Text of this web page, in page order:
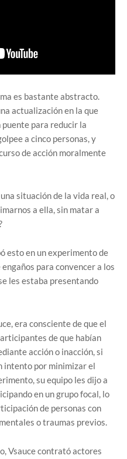
es bastante abstracto.
actualización en la que
puente para reducir la
a cinco personas, y
de acción moralmente
situación de la vida real, o
a ella, sin matar a
esto en un experimento de
para convencer a los
les estaba presentando
era consciente de que el
de que habían
acción o inacción, si
intento por minimizar el
su equipo les dijo a
en un grupo focal, lo
de personas con
o traumas previos.
Vsauce contrató actores